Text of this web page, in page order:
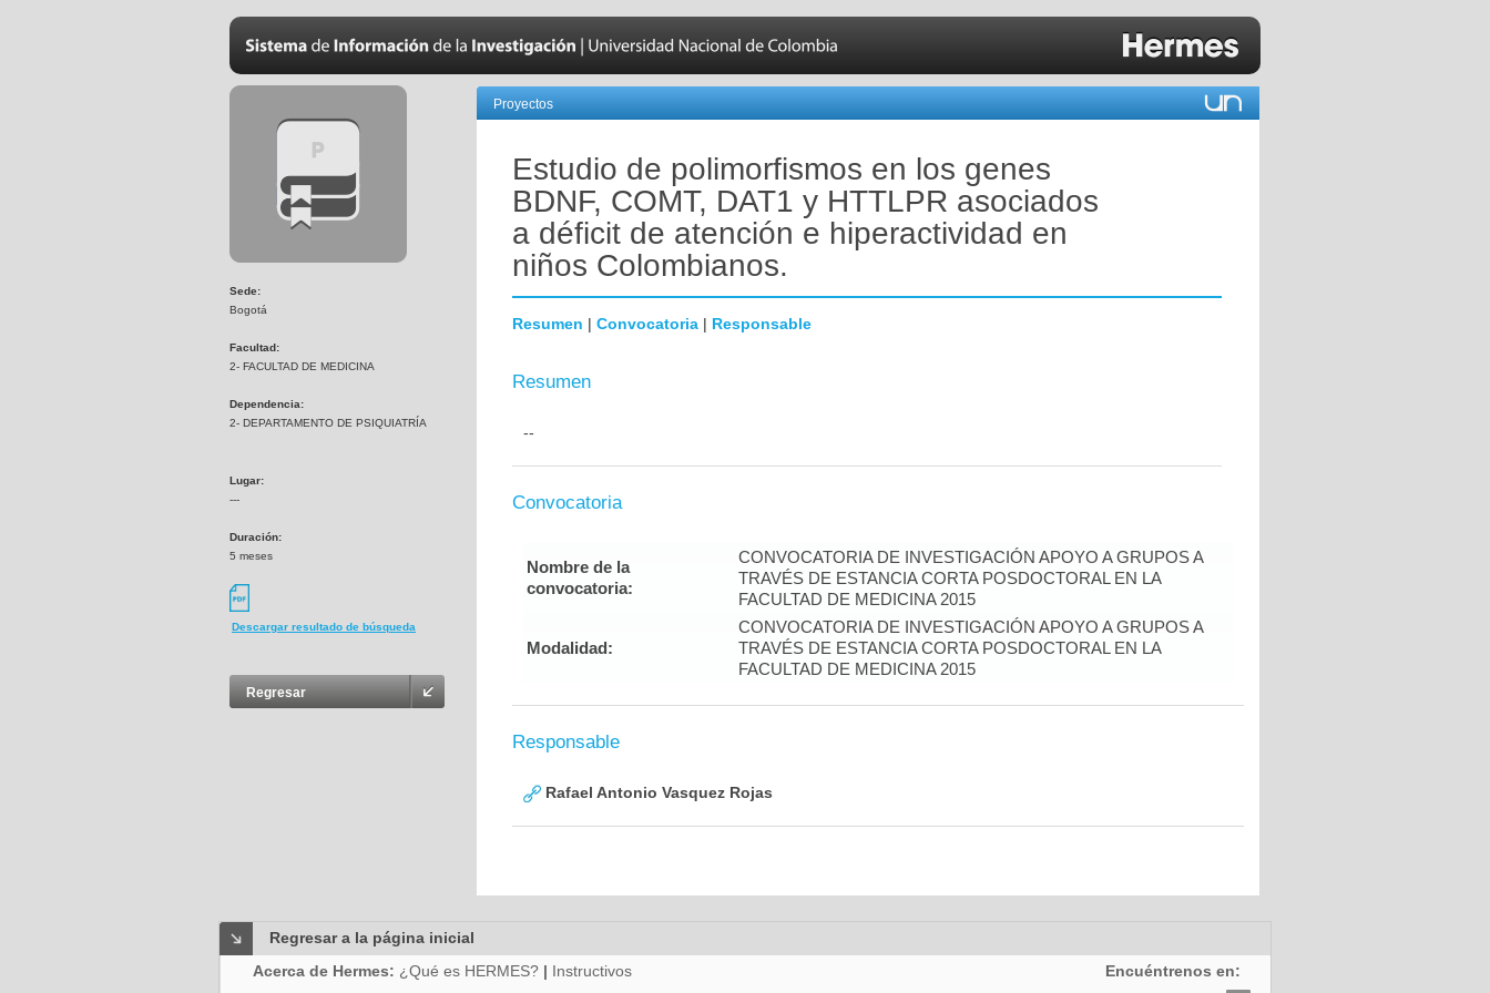
Sede:
Bogotá
Facultad:
2- FACULTAD DE MEDICINA
Dependencia:
2- DEPARTAMENTO DE PSIQUIATRÍA
Lugar:
---
Duración:
5 meses
Descargar resultado de búsqueda
Regresar
Proyectos
Estudio de polimorfismos en los genes
BDNF, COMT, DAT1 y HTTLPR asociados
a déficit de atención e hiperactividad en
niños Colombianos.
Resumen | Convocatoria | Responsable
Resumen
--
Convocatoria
Nombre de la
convocatoria:
CONVOCATORIA DE INVESTIGACIÓN APOYO A GRUPOS A
TRAVÉS DE ESTANCIA CORTA POSDOCTORAL EN LA
FACULTAD DE MEDICINA 2015
Modalidad:
CONVOCATORIA DE INVESTIGACIÓN APOYO A GRUPOS A
TRAVÉS DE ESTANCIA CORTA POSDOCTORAL EN LA
FACULTAD DE MEDICINA 2015
Responsable
Rafael Antonio Vasquez Rojas
Regresar a la página inicial
Acerca de Hermes: ¿Qué es HERMES? | Instructivos Encuéntrenos en: